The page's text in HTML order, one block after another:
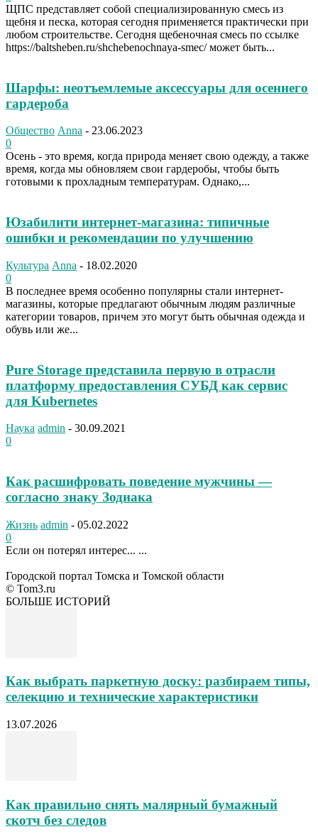
ЩПС представляет собой специализированную смесь из
щебня и песка, которая сегодня применяется практически при
любом строительстве. Сегодня щебеночная смесь по ссылке
https://baltsheben.ru/shchebenochnaya-smec/ может быть...
Шарфы: неотъемлемые аксессуары для осеннего
гардероба
Общество Anna - 23.06.2023
0
Осень - это время, когда природа меняет свою одежду, а также
время, когда мы обновляем свои гардеробы, чтобы быть
готовыми к прохладным температурам. Однако,...
Юзабилити интернет-магазина: типичные
ошибки и рекомендации по улучшению
Культура Anna - 18.02.2020
0
В последнее время особенно популярны стали интернет-
магазины, которые предлагают обычным людям различные
категории товаров, причем это могут быть обычная одежда и
обувь или же...
Pure Storage представила первую в отрасли
платформу предоставления СУБД как сервис
для Kubernetes
Наука admin - 30.09.2021
0
Как расшифровать поведение мужчины —
согласно знаку Зодиака
Жизнь admin - 05.02.2022
0
Если он потерял интерес... ...
Городской портал Томска и Томской области
© Tom3.ru
БОЛЬШЕ ИСТОРИЙ
Как выбрать паркетную доску: разбираем типы,
селекцию и технические характеристики
13.07.2026
Как правильно снять малярный бумажный
скотч без следов